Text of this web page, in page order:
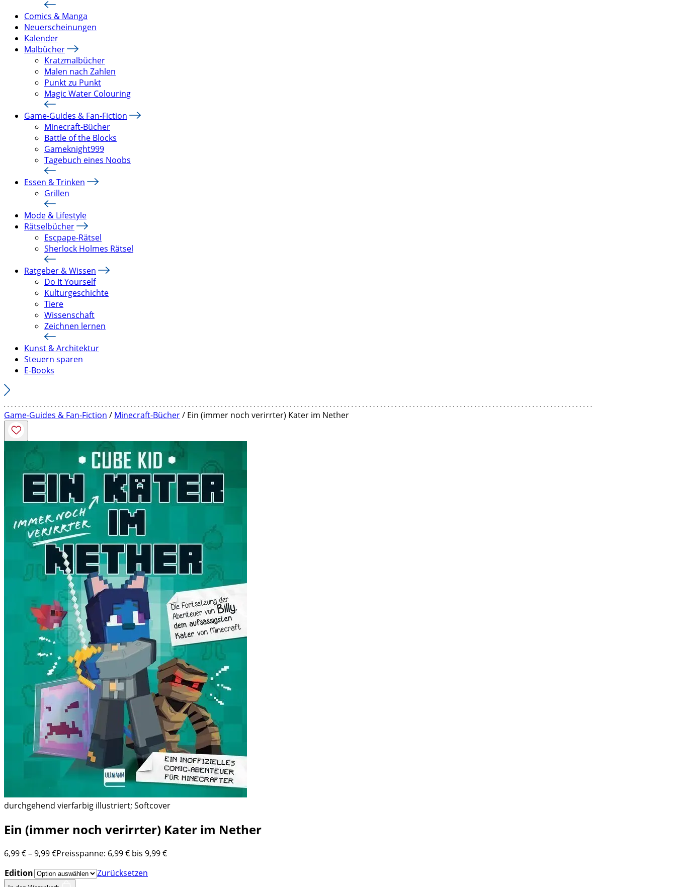
Comics & Manga
Neuerscheinungen
Kalender
Malbücher
Kratzmalbücher
Malen nach Zahlen
Punkt zu Punkt
Magic Water Colouring
Game-Guides & Fan-Fiction
Minecraft-Bücher
Battle of the Blocks
Gameknight999
Tagebuch eines Noobs
Essen & Trinken
Grillen
Mode & Lifestyle
Rätselbücher
Escpape-Rätsel
Sherlock Holmes Rätsel
Ratgeber & Wissen
Do It Yourself
Kulturgeschichte
Tiere
Wissenschaft
Zeichnen lernen
Kunst & Architektur
Steuern sparen
E-Books
Game-Guides & Fan-Fiction / Minecraft-Bücher/ Ein (immer noch verirrter) Kater im Nether
durchgehend vierfarbig illustriert; Softcover
Ein (immer noch verirrter) Kater im Nether
6,99€–9,99€Preisspanne: 6,99 € bis 9,99 €
Edition
Zurücksetzen